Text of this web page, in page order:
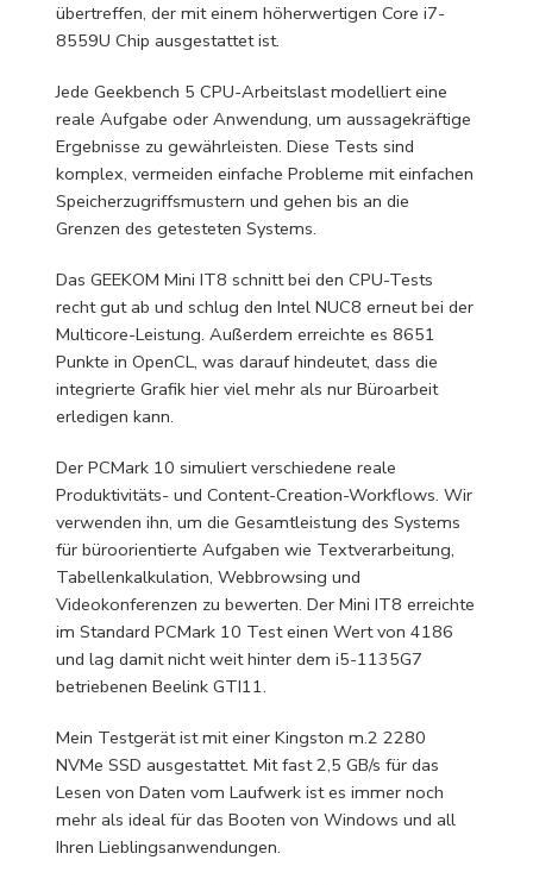
übertreffen, der mit einem höherwertigen Core i7-
8559U Chip ausgestattet ist.
Jede Geekbench 5 CPU-Arbeitslast modelliert eine
reale Aufgabe oder Anwendung, um aussagekräftige
Ergebnisse zu gewährleisten. Diese Tests sind
komplex, vermeiden einfache Probleme mit einfachen
Speicherzugriffsmustern und gehen bis an die
Grenzen des getesteten Systems.
Das GEEKOM Mini IT8 schnitt bei den CPU-Tests
recht gut ab und schlug den Intel NUC8 erneut bei der
Multicore-Leistung. Außerdem erreichte es 8651
Punkte in OpenCL, was darauf hindeutet, dass die
integrierte Grafik hier viel mehr als nur Büroarbeit
erledigen kann.
Der PCMark 10 simuliert verschiedene reale
Produktivitäts- und Content-Creation-Workflows. Wir
verwenden ihn, um die Gesamtleistung des Systems
für büroorientierte Aufgaben wie Textverarbeitung,
Tabellenkalkulation, Webbrowsing und
Videokonferenzen zu bewerten. Der Mini IT8 erreichte
im Standard PCMark 10 Test einen Wert von 4186
und lag damit nicht weit hinter dem i5-1135G7
betriebenen Beelink GTI11.
Mein Testgerät ist mit einer Kingston m.2 2280
NVMe SSD ausgestattet. Mit fast 2,5 GB/s für das
Lesen von Daten vom Laufwerk ist es immer noch
mehr als ideal für das Booten von Windows und all
Ihren Lieblingsanwendungen.